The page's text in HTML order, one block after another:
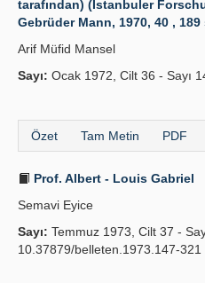
tarafından) (İstanbuler
Gebrüder Mann, 1970, 40 , 189
Arif Müfid Mansel
Sayı: Ocak 1972, Cilt 36 - Sayı
Özet Tam Metin PDF
Prof. Albert - Louis Gabriel
Semavi Eyice
Sayı: Temmuz 1973, Cilt 37 -
10.37879/belleten.1973.147-321